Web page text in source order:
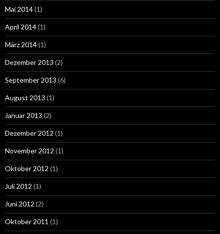
Mai 2014(1)
April 2014(1)
März 2014(1)
Dezember 2013 (2)
September 2013 (6)
August 2013 (1)
Januar 2013 (2)
Dezember 2012 (1)
November 2012 (1)
Oktober 2012 (1)
Juli 2012 (1)
Juni 2012 (2)
Oktober 2011 (1)